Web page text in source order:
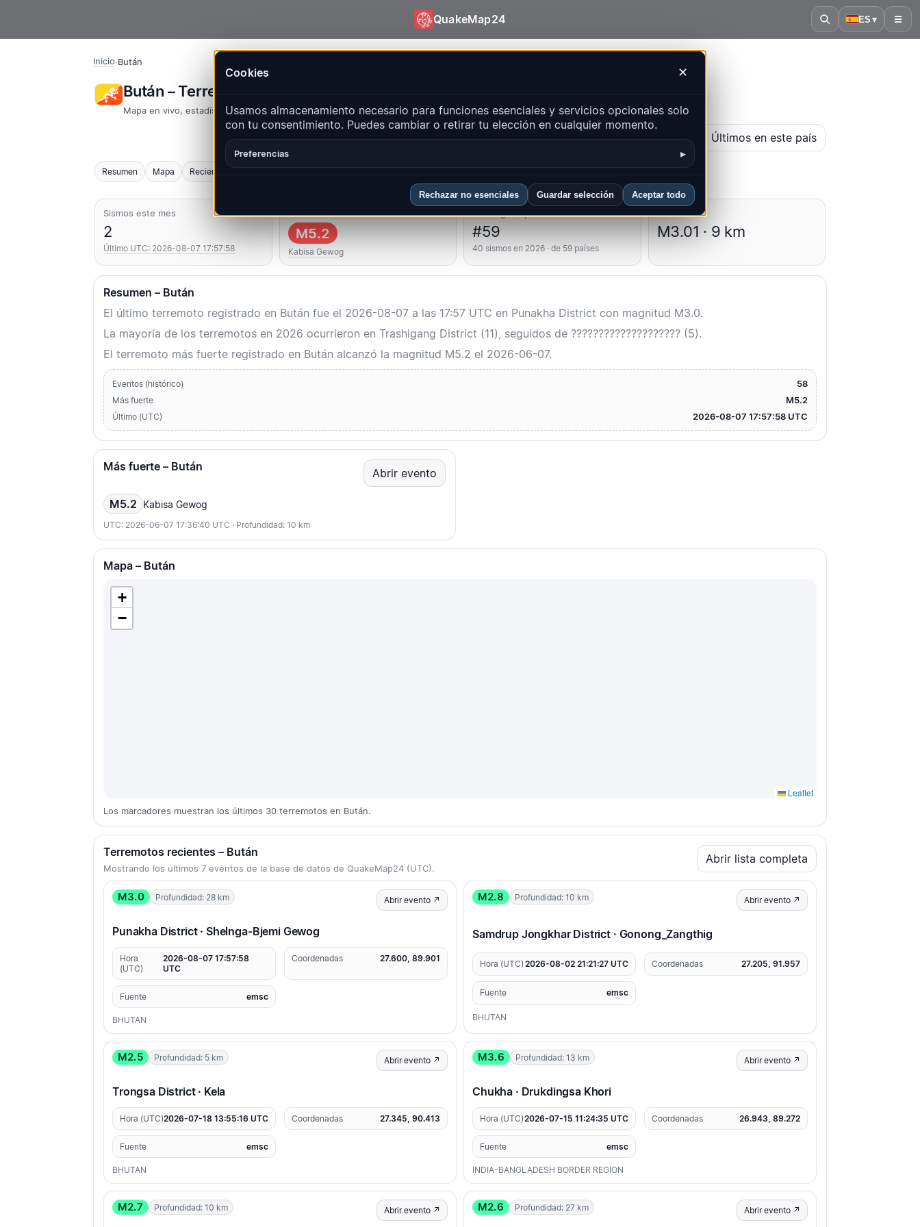
QuakeMap24 ES ▾ ☰
Cookies ✕
Usamos almacenamiento necesario para funciones esenciales y servicios opcionales solo
con tu consentimiento. Puedes cambiar o retirar tu elección en cualquier momento.
Preferencias ▸
Rechazar no esenciales Guardar selección Aceptar todo
Inicio·Bután
Bután – Terremotos | QuakeMap24
Mapa en vivo, estadísticas y eventos recientes
Abrir mapa histórico Últimos en este país
Resumen Mapa Recientes
Sismos este mes
2
Último UTC: 2026-08-07 17:57:58
Más fuerte
M5.2
Kabisa Gewog
Ranking del país
#59
40 sismos en 2026 · de 59 países
Promedios
M3.01 · 9 km
Resumen – Bután
El último terremoto registrado en Bután fue el 2026-08-07 a las 17:57 UTC en Punakha District con magnitud M3.0.
La mayoría de los terremotos en 2026 ocurrieron en Trashigang District (11), seguidos de ???????????????????? (5).
El terremoto más fuerte registrado en Bután alcanzó la magnitud M5.2 el 2026-06-07.
Eventos (histórico) 58
Más fuerte M5.2
Último (UTC) 2026-08-07 17:57:58 UTC
Más fuerte – Bután Abrir evento
M5.2 Kabisa Gewog
UTC: 2026-06-07 17:36:40 UTC · Profundidad: 10 km
Mapa – Bután
+
−
Leaflet
Los marcadores muestran los últimos 30 terremotos en Bután.
Terremotos recientes – Bután
Mostrando los últimos 7 eventos de la base de datos de QuakeMap24 (UTC).
Abrir lista completa
M3.0 Profundidad: 28 km Abrir evento ↗
Punakha District · Shelnga-Bjemi Gewog
Hora
(UTC)
2026-08-07 17:57:58
UTC
Coordenadas 27.600, 89.901
Fuente emsc
BHUTAN
M2.8 Profundidad: 10 km Abrir evento ↗
Samdrup Jongkhar District · Gonong_Zangthig
Hora (UTC) 2026-08-02 21:21:27 UTC Coordenadas 27.205, 91.957
Fuente emsc
BHUTAN
M2.5 Profundidad: 5 km Abrir evento ↗
Trongsa District · Kela
Hora (UTC)2026-07-18 13:55:16 UTC Coordenadas 27.345, 90.413
Fuente emsc
BHUTAN
M3.6 Profundidad: 13 km Abrir evento ↗
Chukha · Drukdingsa Khori
Hora (UTC)2026-07-15 11:24:35 UTC Coordenadas 26.943, 89.272
Fuente emsc
INDIA-BANGLADESH BORDER REGION
M2.7 Profundidad: 10 km Abrir evento ↗ M2.6 Profundidad: 27 km Abrir evento ↗